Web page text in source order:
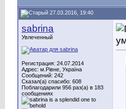
27.03.2016, 19:40
sabrina
Увлеченный
Регистрация: 24.07.2014
Адрес: м.Рівне, Україна
Сообщений: 242
Сказал(а) спасибо: 608
Поблагодарили 956 раз(а) в 183
сообщениях